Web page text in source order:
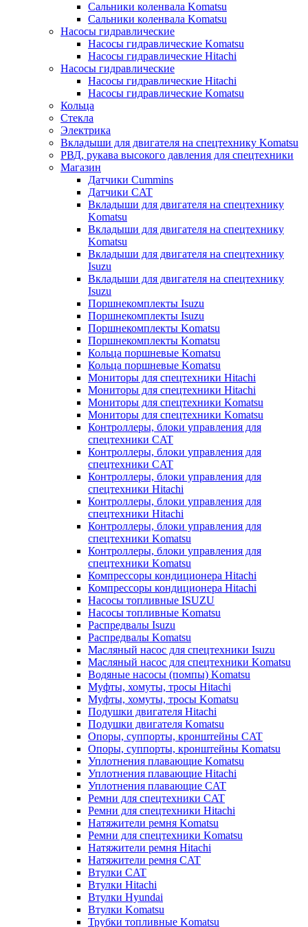
Сальники коленвала Komatsu
Сальники коленвала Komatsu
Насосы гидравлические
Насосы гидравлические Komatsu
Насосы гидравлические Hitachi
Насосы гидравлические
Насосы гидравлические Hitachi
Насосы гидравлические Komatsu
Кольца
Стекла
Электрика
Вкладыши для двигателя на спецтехнику Komatsu
РВД, рукава высокого давления для спецтехники
Магазин
Датчики Cummins
Датчики CAT
Вкладыши для двигателя на спецтехнику
Komatsu
Вкладыши для двигателя на спецтехнику
Komatsu
Вкладыши для двигателя на спецтехнику
Isuzu
Вкладыши для двигателя на спецтехнику
Isuzu
Поршнекомплекты Isuzu
Поршнекомплекты Isuzu
Поршнекомплекты Komatsu
Поршнекомплекты Komatsu
Кольца поршневые Komatsu
Кольца поршневые Komatsu
Мониторы для спецтехники Hitachi
Мониторы для спецтехники Hitachi
Мониторы для спецтехники Komatsu
Мониторы для спецтехники Komatsu
Контроллеры, блоки управления для
спецтехники CAT
Контроллеры, блоки управления для
спецтехники CAT
Контроллеры, блоки управления для
спецтехники Hitachi
Контроллеры, блоки управления для
спецтехники Hitachi
Контроллеры, блоки управления для
спецтехники Komatsu
Контроллеры, блоки управления для
спецтехники Komatsu
Компрессоры кондиционера Hitachi
Компрессоры кондиционера Hitachi
Насосы топливные ISUZU
Насосы топливные Komatsu
Распредвалы Isuzu
Распредвалы Komatsu
Масляный насос для спецтехники Isuzu
Масляный насос для спецтехники Komatsu
Водяные насосы (помпы) Komatsu
Муфты, хомуты, тросы Hitachi
Муфты, хомуты, тросы Komatsu
Подушки двигателя Hitachi
Подушки двигателя Komatsu
Опоры, суппорты, кронштейны CAT
Опоры, суппорты, кронштейны Komatsu
Уплотнения плавающие Komatsu
Уплотнения плавающие Hitachi
Уплотнения плавающие CAT
Ремни для спецтехники CAT
Ремни для спецтехники Hitachi
Натяжители ремня Komatsu
Ремни для спецтехники Komatsu
Натяжители ремня Hitachi
Натяжители ремня CAT
Втулки CAT
Втулки Hitachi
Втулки Hyundai
Втулки Komatsu
Трубки топливные Komatsu